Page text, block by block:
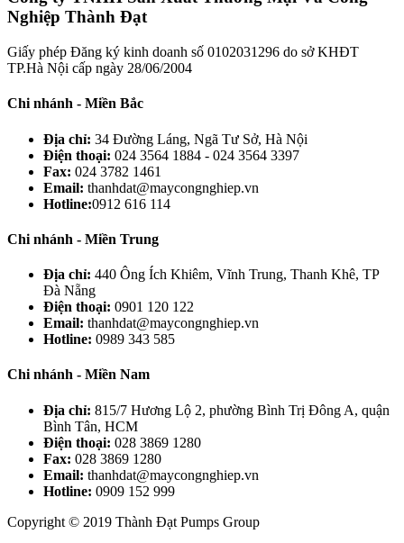
Nghiệp Thành Đạt
Giấy phép Đăng ký kinh doanh số 0102031296 do sở KHĐT
TP.Hà Nội cấp ngày 28/06/2004
Chi nhánh - Miền Bắc
Địa chỉ: 34 Đường Láng, Ngã Tư Sở, Hà Nội
Điện thoại: 024 3564 1884 - 024 3564 3397
Fax: 024 3782 1461
Email: thanhdat@maycongnghiep.vn
Hotline:0912 616 114
Chi nhánh - Miền Trung
Địa chỉ: 440 Ông Ích Khiêm, Vĩnh Trung, Thanh Khê, TP
Đà Nẵng
Điện thoại: 0901 120 122
Email: thanhdat@maycongnghiep.vn
Hotline: 0989 343 585
Chi nhánh - Miền Nam
Địa chỉ: 815/7 Hương Lộ 2, phường Bình Trị Đông A, quận
Bình Tân, HCM
Điện thoại: 028 3869 1280
Fax: 028 3869 1280
Email: thanhdat@maycongnghiep.vn
Hotline: 0909 152 999
Copyright © 2019 Thành Đạt Pumps Group